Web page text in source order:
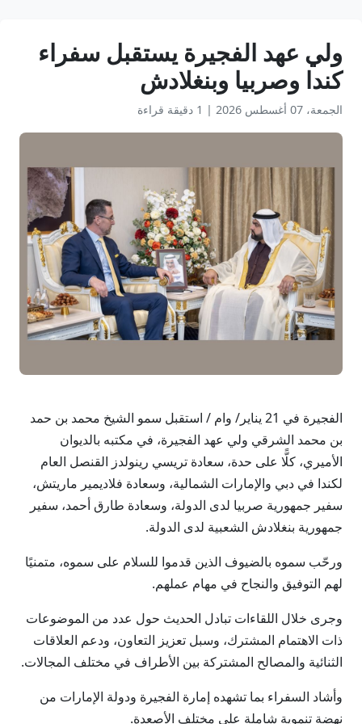
ولي عهد الفجيرة يستقبل سفراء
كندا وصربيا وبنغلادش
الجمعة، 07 أغسطس 2026 | 1 دقيقة قراءة
الفجيرة في 21 يناير/ وام / استقبل سمو الشيخ محمد بن حمد
بن محمد الشرقي ولي عهد الفجيرة، في مكتبه بالديوان
الأميري، كلًّا على حدة، سعادة تريسي رينولدز القنصل العام
لكندا في دبي والإمارات الشمالية، وسعادة فلاديمير ماريتش،
سفير جمهورية صربيا لدى الدولة، وسعادة طارق أحمد، سفير
جمهورية بنغلادش الشعبية لدى الدولة.
ورحّب سموه بالضيوف الذين قدموا للسلام على سموه، متمنيًا
لهم التوفيق والنجاح في مهام عملهم.
وجرى خلال اللقاءات تبادل الحديث حول عدد من الموضوعات
ذات الاهتمام المشترك، وسبل تعزيز التعاون، ودعم العلاقات
الثنائية والمصالح المشتركة بين الأطراف في مختلف المجالات.
وأشاد السفراء بما تشهده إمارة الفجيرة ودولة الإمارات من
نهضة تنموية شاملة على مختلف الأصعدة.